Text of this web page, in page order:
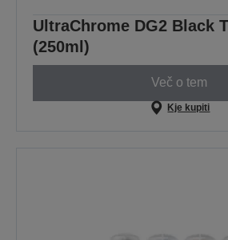
UltraChrome DG2 Black
(250ml)
Več o tem
Kje kupiti